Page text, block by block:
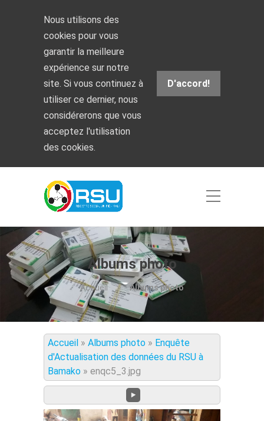
Nous utilisons des
cookies pour vous
garantir la meilleure
expérience sur notre
site. Si vous continuez à
utiliser ce dernier, nous
considérerons que vous
acceptez l'utilisation
des cookies.
D'accord!
Albums photo
Accueil Albums photo
Accueil » Albums photo » Enquête
d'Actualisation des données du RSU à
Bamako » enqc5_3.jpg